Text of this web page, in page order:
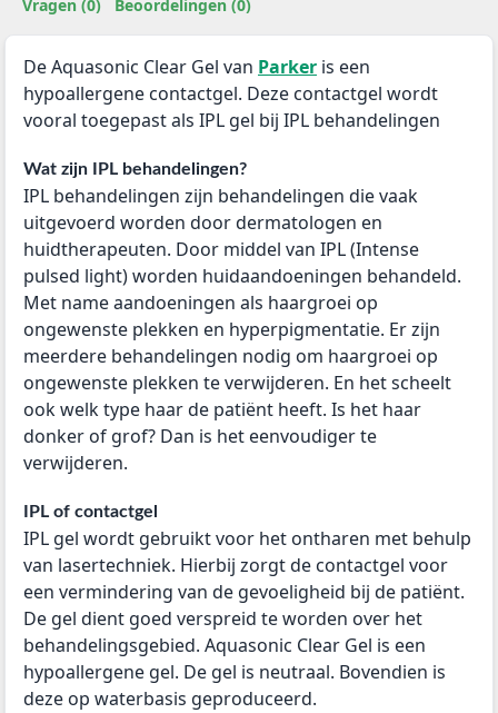
Vragen (0)
Beoordelingen (0)
De Aquasonic Clear Gel van Parker is een
hypoallergene contactgel. Deze contactgel wordt
vooral toegepast als IPL gel bij IPL behandelingen
Wat zijn IPL behandelingen?
IPL behandelingen zijn behandelingen die vaak
uitgevoerd worden door dermatologen en
huidtherapeuten. Door middel van IPL (Intense
pulsed light) worden huidaandoeningen behandeld.
Met name aandoeningen als haargroei op
ongewenste plekken en hyperpigmentatie. Er zijn
meerdere behandelingen nodig om haargroei op
ongewenste plekken te verwijderen. En het scheelt
ook welk type haar de patiënt heeft. Is het haar
donker of grof? Dan is het eenvoudiger te
verwijderen.
IPL of contactgel
IPL gel wordt gebruikt voor het ontharen met behulp
van lasertechniek. Hierbij zorgt de contactgel voor
een vermindering van de gevoeligheid bij de patiënt.
De gel dient goed verspreid te worden over het
behandelingsgebied. Aquasonic Clear Gel is een
hypoallergene gel. De gel is neutraal. Bovendien is
deze op waterbasis geproduceerd.